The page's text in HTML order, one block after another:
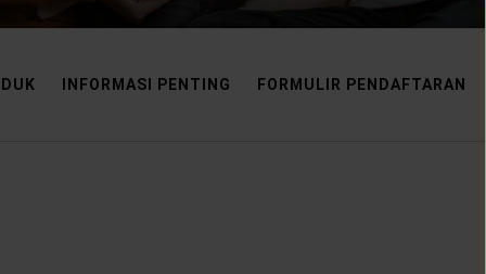
INFORMASI PENTING FORMULIR PENDAFTARAN